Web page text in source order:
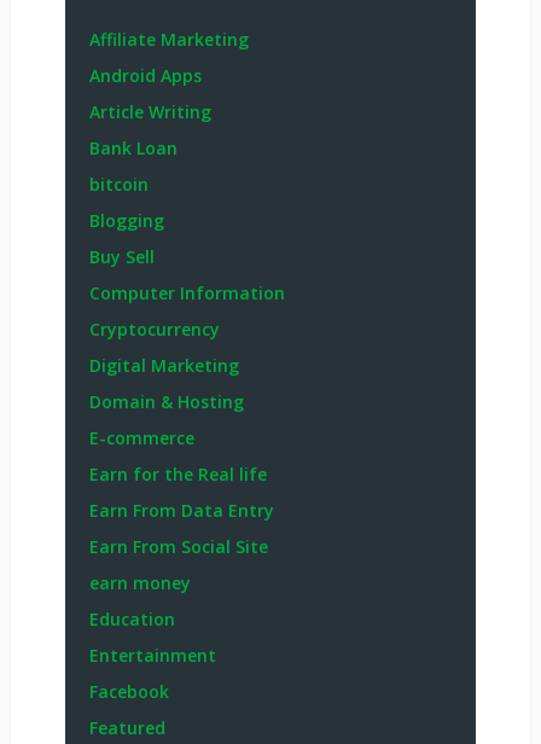
Affiliate Marketing
Android Apps
Article Writing
Bank Loan
bitcoin
Blogging
Buy Sell
Computer Information
Cryptocurrency
Digital Marketing
Domain & Hosting
E-commerce
Earn for the Real life
Earn From Data Entry
Earn From Social Site
earn money
Education
Entertainment
Facebook
Featured